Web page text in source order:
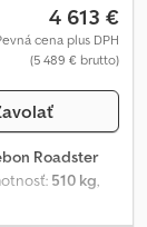
4 613 €
cena plus DPH
(5 489 € brutto)
Roadster
510 kg,